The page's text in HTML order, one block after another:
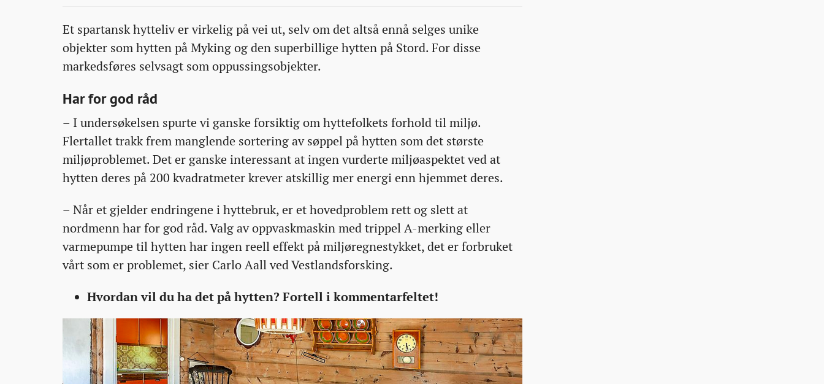
Et spartansk hytteliv er virkelig på vei ut, selv om det altså ennå selges unike
objekter som hytten på Myking og den superbillige hytten på Stord. For disse
markedsføres selvsagt som oppussingsobjekter.
Har for god råd
– I undersøkelsen spurte vi ganske forsiktig om hyttefolkets forhold til miljø.
Flertallet trakk frem manglende sortering av søppel på hytten som det største
miljøproblemet. Det er ganske interessant at ingen vurderte miljøaspektet ved at
hytten deres på 200 kvadratmeter krever atskillig mer energi enn hjemmet deres.
– Når et gjelder endringene i hyttebruk, er et hovedproblem rett og slett at
nordmenn har for god råd. Valg av oppvaskmaskin med trippel A-merking eller
varmepumpe til hytten har ingen reell effekt på miljøregnestykket, det er forbruket
vårt som er problemet, sier Carlo Aall ved Vestlandsforsking.
Hvordan vil du ha det på hytten? Fortell i kommentarfeltet!